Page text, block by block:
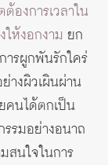
ต้องการเวลาใน
ห้งอกงาม ยก
ารผูกพันรักใคร่
างผิวเผินผ่าน
คนได้ตกเป็น
รมอย่างอนาถ
สนใจในการ